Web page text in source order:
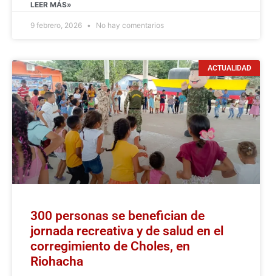
LEER MÁS»
9 febrero, 2026 No hay comentarios
ACTUALIDAD
300 personas se benefician de
jornada recreativa y de salud en el
corregimiento de Choles, en
Riohacha